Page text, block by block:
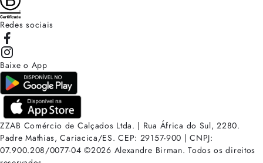
Redes sociais
Baixe o App
ZZAB Comércio de Calçados Ltda. | Rua África do Sul, 2280.
Padre Mathias, Cariacica/ES. CEP: 29157-900 | CNPJ:
07.900.208/0077-04 ©2026 Alexandre Birman. Todos os direitos